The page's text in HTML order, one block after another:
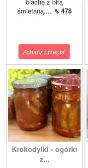
blachę z bitą
śmietaną,... ⇖ 478
Zobacz przepis!
Krokodylki - ogórki
z...